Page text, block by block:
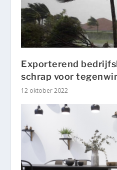
Exporterend
schrap voor
12 oktober 2022